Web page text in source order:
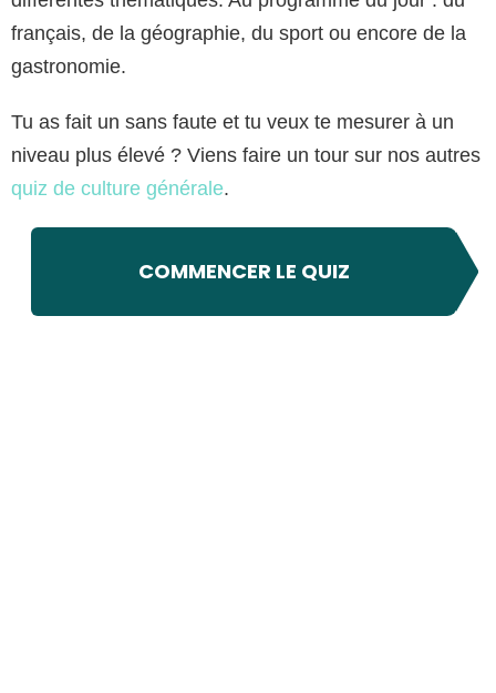
français, de la géographie, du sport ou encore de la
gastronomie.
Tu as fait un sans faute et tu veux te mesurer à un
niveau plus élevé ? Viens faire un tour sur nos autres
quiz de culture générale.
COMMENCER LE QUIZ